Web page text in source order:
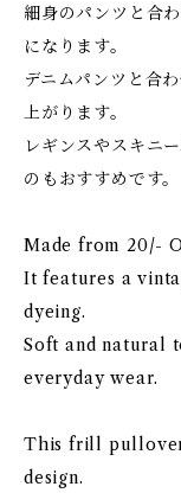
細身のパンツと合
になります。
デニムパンツと合
上がります。
レギンスやスキニ
のもおすすめです。
Made from 20/-
It features a
dyeing.
Soft and natural
everyday wear.
This frill
design.